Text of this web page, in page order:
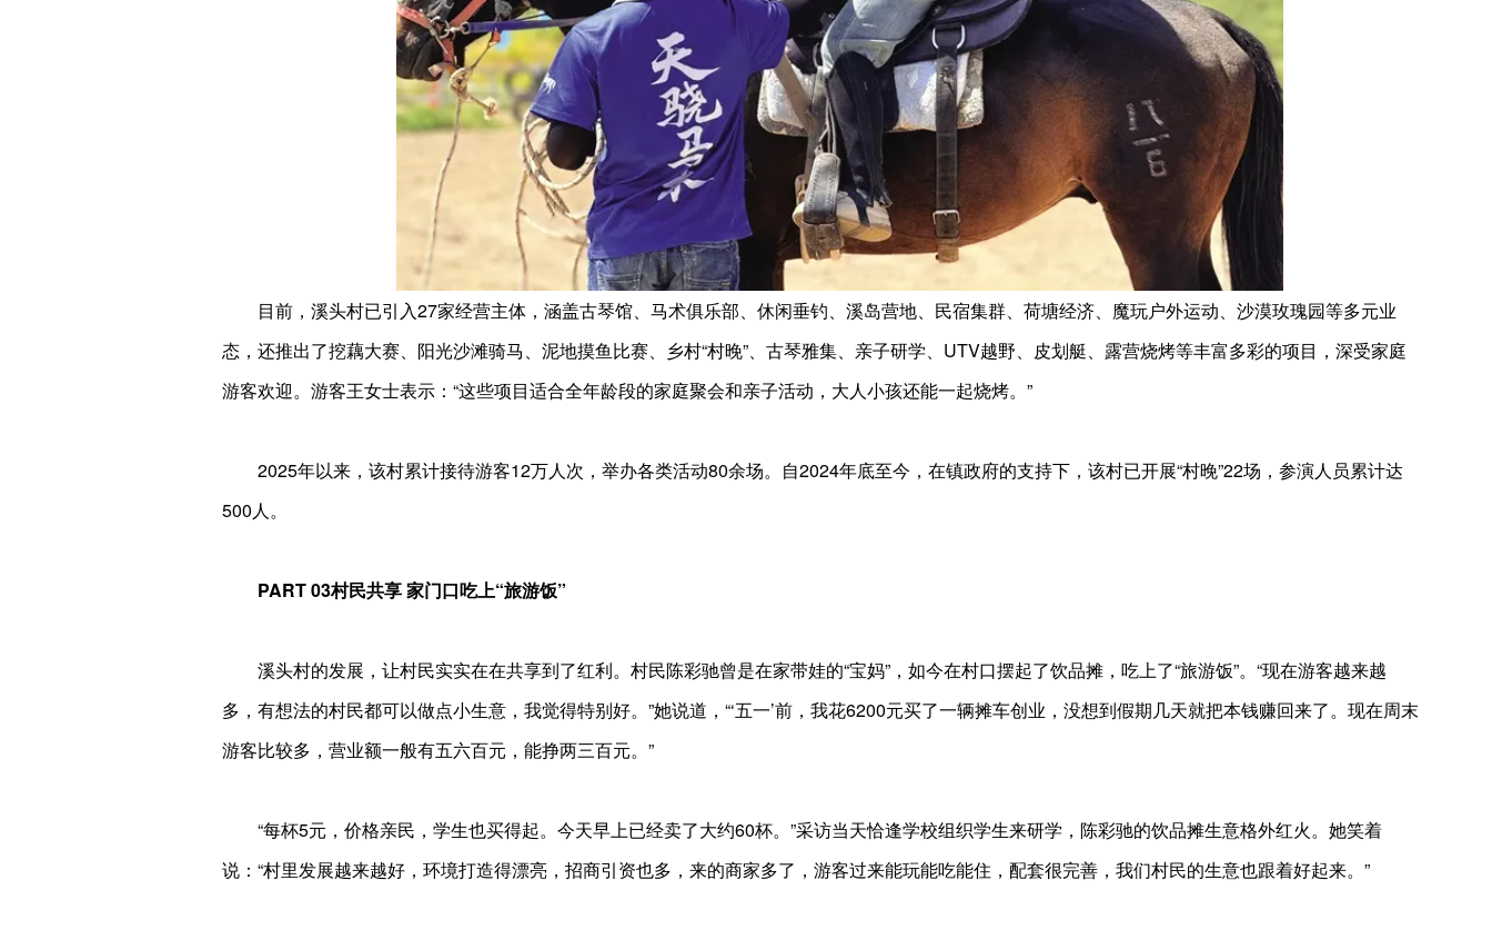
目前，溪头村已引入27家经营主体，涵盖古琴馆、马术俱乐部、休闲垂钓、溪岛营地、民宿集群、荷塘经济、魔玩户外运动、沙漠玫瑰园等多元业
态，还推出了挖藕大赛、阳光沙滩骑马、泥地摸鱼比赛、乡村“村晚”、古琴雅集、亲子研学、UTV越野、皮划艇、露营烧烤等丰富多彩的项目，深受家庭
游客欢迎。游客王女士表示：“这些项目适合全年龄段的家庭聚会和亲子活动，大人小孩还能一起烧烤。”
2025年以来，该村累计接待游客12万人次，举办各类活动80余场。自2024年底至今，在镇政府的支持下，该村已开展“村晚”22场，参演人员累计达
500人。
PART 03村民共享 家门口吃上“旅游饭”
溪头村的发展，让村民实实在在共享到了红利。村民陈彩驰曾是在家带娃的“宝妈”，如今在村口摆起了饮品摊，吃上了“旅游饭”。“现在游客越来越
多，有想法的村民都可以做点小生意，我觉得特别好。”她说道，“‘五一’前，我花6200元买了一辆摊车创业，没想到假期几天就把本钱赚回来了。现在周末
游客比较多，营业额一般有五六百元，能挣两三百元。”
“每杯5元，价格亲民，学生也买得起。今天早上已经卖了大约60杯。”采访当天恰逢学校组织学生来研学，陈彩驰的饮品摊生意格外红火。她笑着
说：“村里发展越来越好，环境打造得漂亮，招商引资也多，来的商家多了，游客过来能玩能吃能住，配套很完善，我们村民的生意也跟着好起来。”